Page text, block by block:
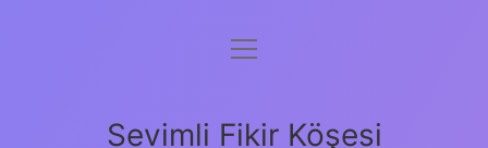
Anasayfa
menüyü
Sevimli Fikir Köşesi